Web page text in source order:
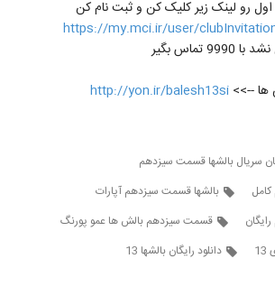
رو لینک زیر کلیک کن و ثبت نام کن
https://my.mci.ir/user/
بگیر
ها -->> http://yon.ir/balesh13si
سریال بالشها قسمت سیزدهم
بالشها قسمت سیزدهم آپارات
قسمت سیزدهم بالش ها عمو پورنگ
دانلود رایگان بالشها 13